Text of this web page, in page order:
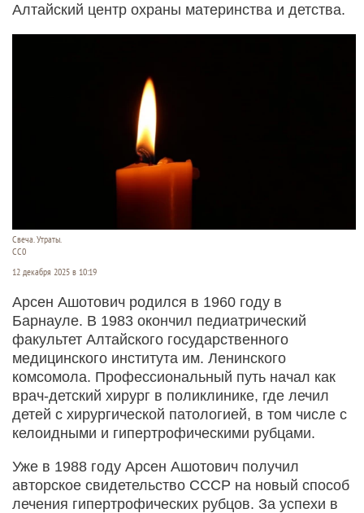
Алтайский центр охраны материнства и детства.
Свеча. Утраты.
СС0
12 декабря 2025 в 10:19
Арсен Ашотович родился в 1960 году в
Барнауле. В 1983 окончил педиатрический
факультет Алтайского государственного
медицинского института им. Ленинского
комсомола. Профессиональный путь начал как
врач‑детский хирург в поликлинике, где лечил
детей с хирургической патологией, в том числе с
келоидными и гипертрофическими рубцами.
Уже в 1988 году Арсен Ашотович получил
авторское свидетельство СССР на новый способ
лечения гипертрофических рубцов. За успехи в